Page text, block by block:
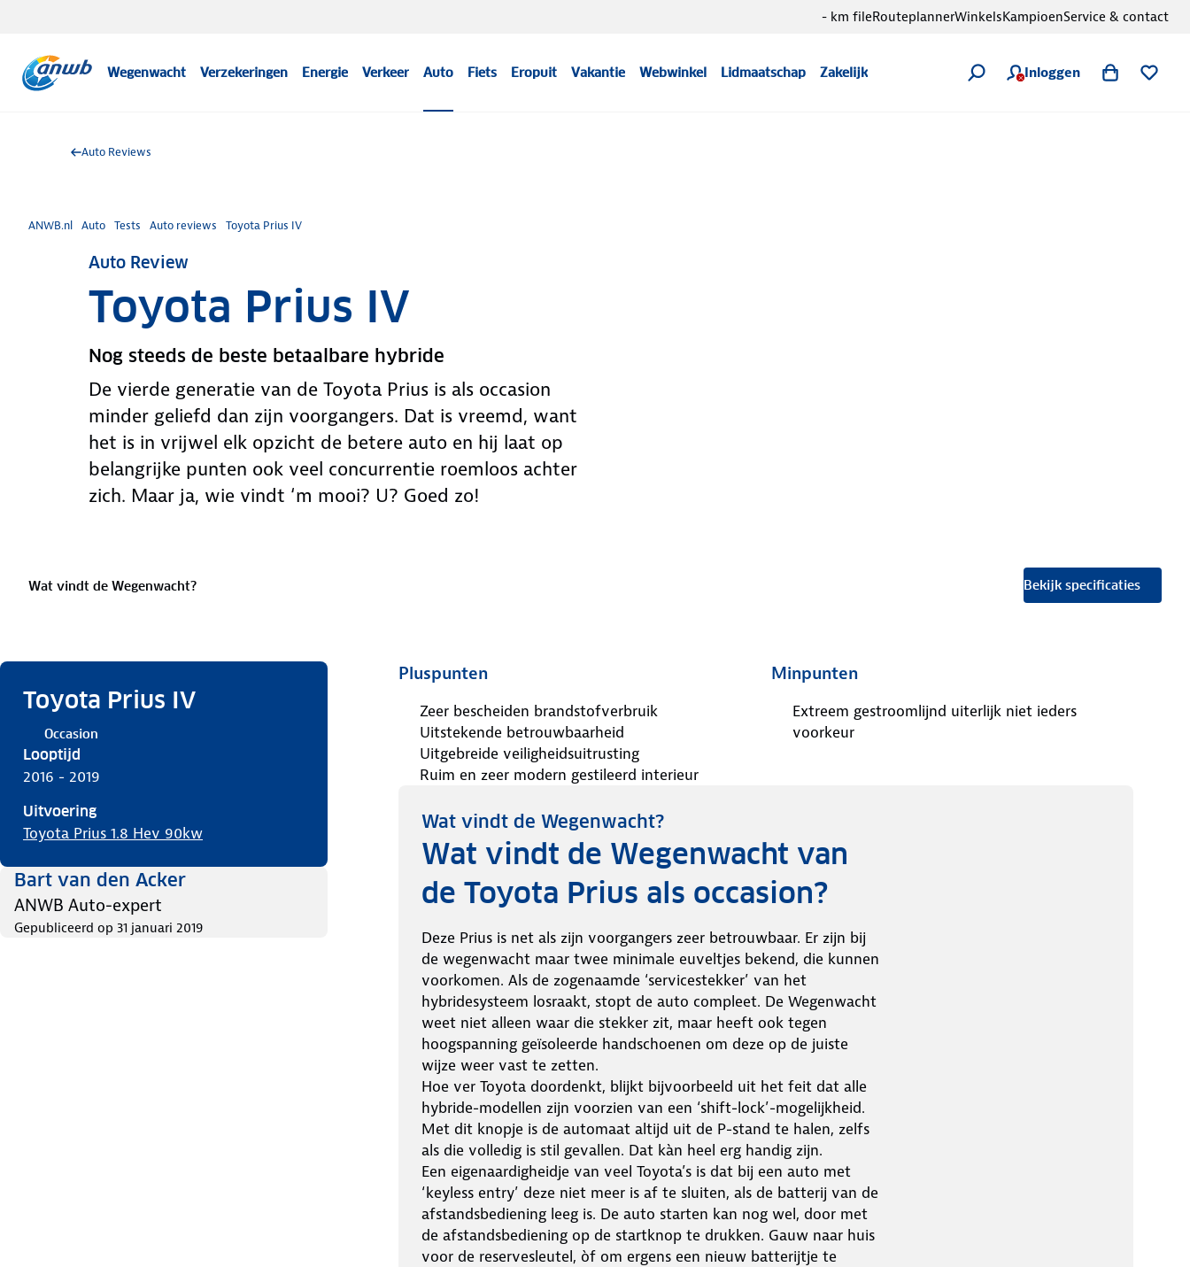
Wegenwacht Verzekeringen Energie Verkeer Auto Fiets Eropuit Vakantie Webwinkel Lidmaatschap Zakelijk Inloggen
- km fileRouteplannerWinkelsKampioenService & contact
Auto Reviews
ANWB.nl Auto Tests Auto reviews Toyota Prius IV
Auto Review
Toyota Prius IV
Nog steeds de beste betaalbare hybride
De vierde generatie van de Toyota Prius is als occasion
minder geliefd dan zijn voorgangers. Dat is vreemd, want
het is in vrijwel elk opzicht de betere auto en hij laat op
belangrijke punten ook veel concurrentie roemloos achter
zich. Maar ja, wie vindt ‘m mooi? U? Goed zo!
Wat vindt de Wegenwacht? Bekijk specificaties
Toyota Prius IV
Occasion
Looptijd
2016 - 2019
Uitvoering
Toyota Prius 1.8 Hev 90kw
Bart van den Acker
ANWB Auto-expert
Gepubliceerd op 31 januari 2019
Pluspunten
Zeer bescheiden brandstofverbruik
Uitstekende betrouwbaarheid
Uitgebreide veiligheidsuitrusting
Ruim en zeer modern gestileerd interieur
Minpunten
Extreem gestroomlijnd uiterlijk niet ieders
voorkeur
Wat vindt de Wegenwacht?
Wat vindt de Wegenwacht van
de Toyota Prius als occasion?
Deze Prius is net als zijn voorgangers zeer betrouwbaar. Er zijn bij
de wegenwacht maar twee minimale euveltjes bekend, die kunnen
voorkomen. Als de zogenaamde ‘servicestekker’ van het
hybridesysteem losraakt, stopt de auto compleet. De Wegenwacht
weet niet alleen waar die stekker zit, maar heeft ook tegen
hoogspanning geïsoleerde handschoenen om deze op de juiste
wijze weer vast te zetten.
Hoe ver Toyota doordenkt, blijkt bijvoorbeeld uit het feit dat alle
hybride-modellen zijn voorzien van een ‘shift-lock’-mogelijkheid.
Met dit knopje is de automaat altijd uit de P-stand te halen, zelfs
als die volledig is stil gevallen. Dat kàn heel erg handig zijn.
Een eigenaardigheidje van veel Toyota’s is dat bij een auto met
‘keyless entry’ deze niet meer is af te sluiten, als de batterij van de
afstandsbediening leeg is. De auto starten kan nog wel, door met
de afstandsbediening op de startknop te drukken. Gauw naar huis
voor de reservesleutel, òf om ergens een nieuw batterijtje te